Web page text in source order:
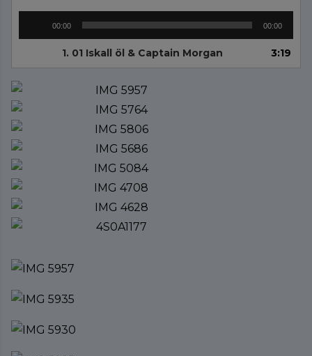
00:00 00:00
1. 01 Iskall öl & Captain Morgan 3:19